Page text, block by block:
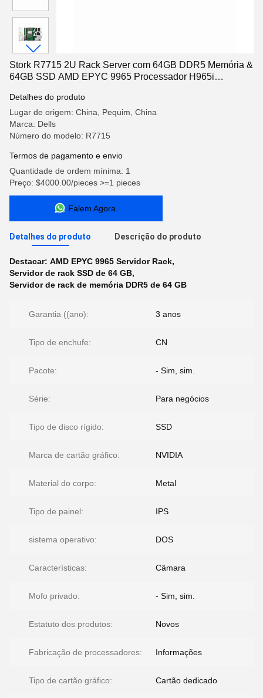
Stork R7715 2U Rack Server com 64GB DDR5 Memória &
64GB SSD AMD EPYC 9965 Processador H965i
Detalhes do produto
Lugar de origem: China, Pequim, China
Marca: Dells
Número do modelo: R7715
Termos de pagamento e envio
Quantidade de ordem mínima: 1
Preço: $4000.00/pieces >=1 pieces
Falem Agora.
Detalhes do produto Descrição do produto
Destacar: AMD EPYC 9965 Servidor Rack,
Servidor de rack SSD de 64 GB,
Servidor de rack de memória DDR5 de 64 GB
Garantia ((ano): 3 anos
Tipo de enchufe: CN
Pacote: - Sim, sim.
Série: Para negócios
Tipo de disco rígido: SSD
Marca de cartão gráfico: NVIDIA
Material do corpo: Metal
Tipo de painel: IPS
sistema operativo: DOS
Características: Câmara
Mofo privado: - Sim, sim.
Estatuto dos produtos: Novos
Fabricação de processadores: Informações
Tipo de cartão gráfico: Cartão dedicado